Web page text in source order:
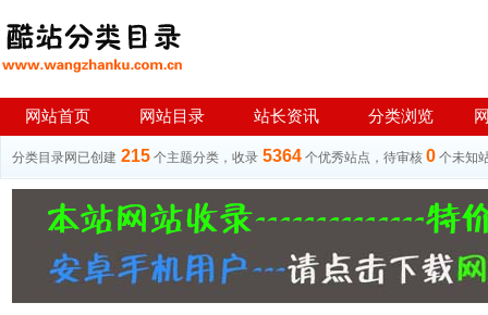
网站首页 网站目录 站长资讯 分类浏览
分类目录网已创建 215 个主题分类，收录 5364 个优秀站点，待审核 0 个未知